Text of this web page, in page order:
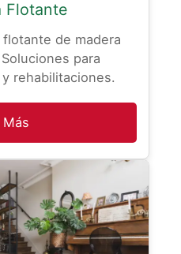
Flotante
de madera
para
rehabilitaciones.
Más